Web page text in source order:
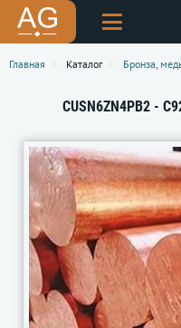
Главная Каталог Бронза,
CUSN6ZN4PB2 -